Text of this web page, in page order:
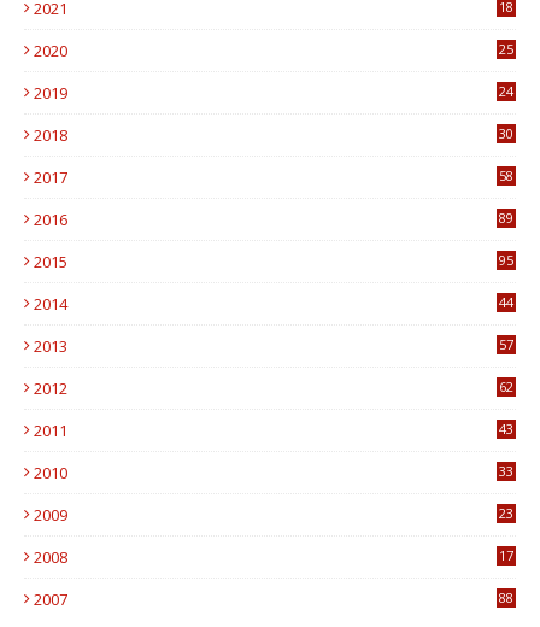
2021
18
2020
25
2019
24
2018
30
2017
58
2016
89
2015
95
2014
44
2013
57
2012
62
2011
43
2010
33
2009
23
2008
17
2007 88